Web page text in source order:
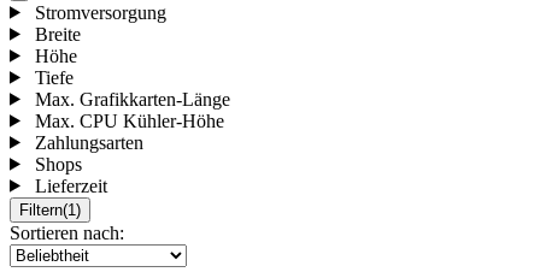
Stromversorgung
Breite
Höhe
Tiefe
Max. Grafikkarten-Länge
Max. CPU Kühler-Höhe
Zahlungsarten
Shops
Lieferzeit
Filtern(1)
Sortieren nach: